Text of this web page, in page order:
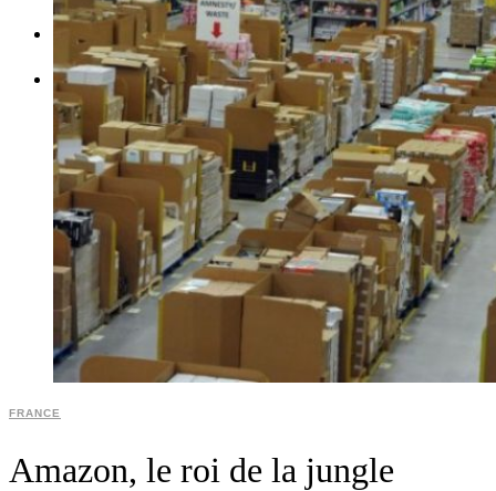
CULTURE
MULTIMÉDIAS
FRANCE
Amazon, le roi de la jungle